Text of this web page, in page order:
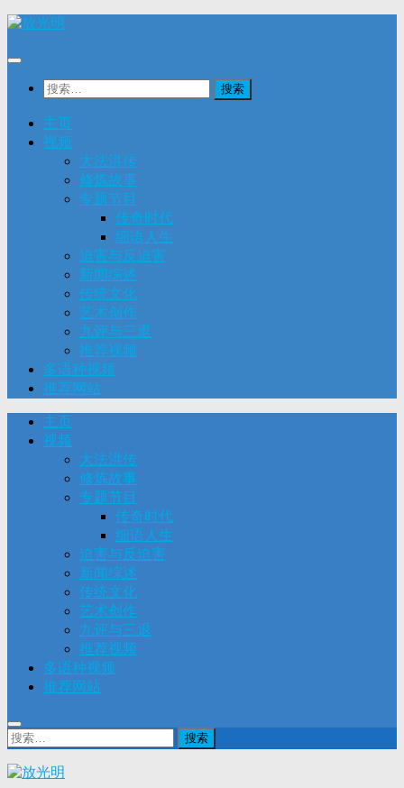
Skip
搜
主页
视频
大法洪传
修炼故事
专题节目
传奇时代
细语人生
迫害与反迫害
新闻综述
传统文化
艺术创作
九评与三退
推荐视频
多语种视频
推荐网站
主页
视频
大法洪传
修炼故事
专题节目
传奇时代
细语人生
迫害与反迫害
新闻综述
传统文化
艺术创作
九评与三退
推荐视频
多语种视频
推荐网站
搜
索：